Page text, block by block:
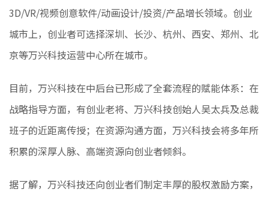
3D/VR/视频创意软件/动画设计/投资/产品增长领域。创业
城市上，创业者可选择深圳、长沙、杭州、西安、郑州、北
京等万兴科技运营中心所在城市。
目前，万兴科技在中后台已形成了全套流程的赋能体系：在
战略指导方面，有创业老将、万兴科技创始人吴太兵及总裁
班子的近距离传授；在资源沟通方面，万兴科技会将多年所
积累的深厚人脉、高端资源向创业者倾斜。
据了解，万兴科技还向创业者们制定丰厚的股权激励方案，